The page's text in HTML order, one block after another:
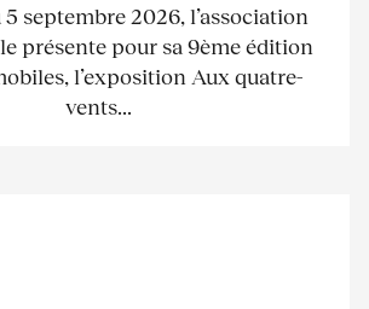
septembre 2026, l’association
présente pour sa 9ème édition
l’exposition Aux quatre-
vents...